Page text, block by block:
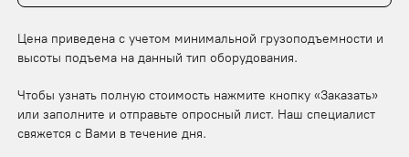
Цена приведена с учетом минимальной грузоподъемности и
высоты подъема на данный тип оборудования.
Чтобы узнать полную стоимость нажмите кнопку «Заказать»
или заполните и отправьте опросный лист. Наш специалист
свяжется с Вами в течение дня.